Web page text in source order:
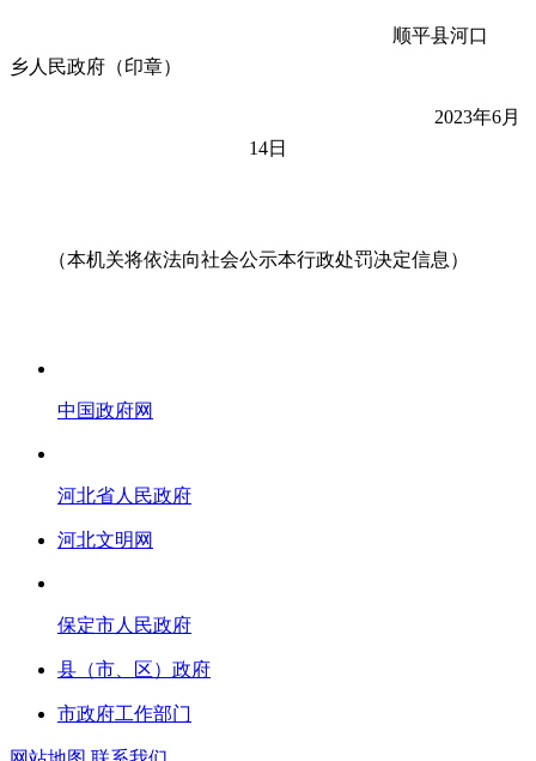
顺平县河口
乡人民政府（印章）
2023年6月
14日
（本机关将依法向社会公示本行政处罚决定信息）
中国政府网
河北省人民政府
河北文明网
保定市人民政府
县（市、区）政府
市政府工作部门